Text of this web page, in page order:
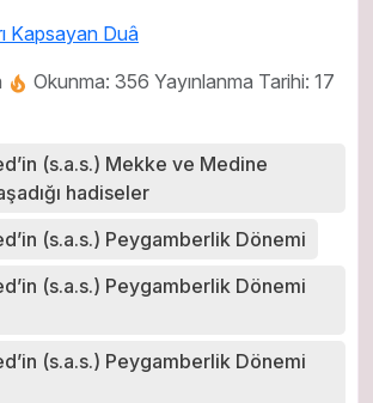
Kapsayan Duâ
Okunma: 356 Yayınlanma Tarihi: 17
(s.a.s.) Mekke ve Medine
hadiseler
(s.a.s.) Peygamberlik Dönemi
(s.a.s.) Peygamberlik Dönemi
(s.a.s.) Peygamberlik Dönemi